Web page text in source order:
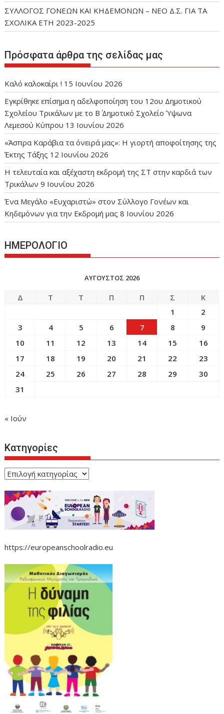
ΣΥΛΛΟΓΟΣ ΓΟΝΕΩΝ ΚΑΙ ΚΗΔΕΜΟΝΩΝ – ΝΕΟ Δ.Σ. ΓΙΑ ΤΑ
ΣΧΟΛΙΚΑ ΕΤΗ 2023-2025
Πρόσφατα άρθρα της σελίδας μας
Καλό καλοκαίρι ! 15 Ιουνίου 2026
Εγκρίθηκε επίσημα η αδελφοποίηση του 12ου Δημοτικού
Σχολείου Τρικάλων με το Β΄ Δημοτικό Σχολείο Ύψωνα
Λεμεσού Κύπρου 13 Ιουνίου 2026
«Άσπρα Καράβια τα όνειρά μας»: Η γιορτή αποφοίτησης της
Έκτης Τάξης 12 Ιουνίου 2026
Η τελευταία και αξέχαστη εκδρομή της ΣΤ στην καρδιά των
Τρικάλων 9 Ιουνίου 2026
Ένα Μεγάλο «Ευχαριστώ» στον Σύλλογο Γονέων και
Κηδεμόνων για την Εκδρομή μας 8 Ιουνίου 2026
ΗΜΕΡΟΛΟΓΙΟ
ΑΎΓΟΥΣΤΟΣ 2026
Δ Τ Τ Π Π Σ
Κ
1
2
3
4 5 6 7 8
9
10
11 12 13 14 15
16
17
18 19 20 21 22
23
24
25 26 27 28 29
30
31
« Ιούν
Κατηγορίες
Κατηγορίες
https://europeanschoolradio.eu